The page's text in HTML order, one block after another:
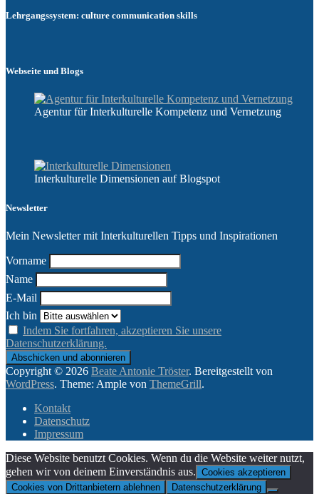
Lehrgangssystem: culture communication skills
Webseite und Blogs
Agentur für Interkulturelle Kompetenz und Vernetzung
Interkulturelle Dimensionen auf Blogspot
Newsletter
Mein Newsletter mit Interkulturellen Tipps und Inspirationen
Vorname
Name
E-Mail
Ich bin
Indem Sie fortfahren, akzeptieren Sie unsere
Datenschutzerklärung.
Copyright © 2026 Beate Antonie Tröster. Bereitgestellt von
WordPress. Theme: Ample von ThemeGrill.
Kontakt
Datenschutz
Impressum
Diese Website benutzt Cookies. Wenn du die Website weiter nutzt,
gehen wir von deinem Einverständnis aus. Cookies akzeptieren
Cookies von Drittanbietern ablehnen
Datenschutzerklärung